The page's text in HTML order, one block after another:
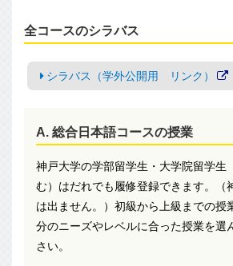
全コースのシラバス
シラバス（学外公開用 リンク）
A. 総合日本語コースの授業
神戸大学の学部留学生・大学院留学生
む）はだれでも履修登録できます。（
は出ません。）初級から上級までの授
分のニーズやレベルに合った授業を選
さい。